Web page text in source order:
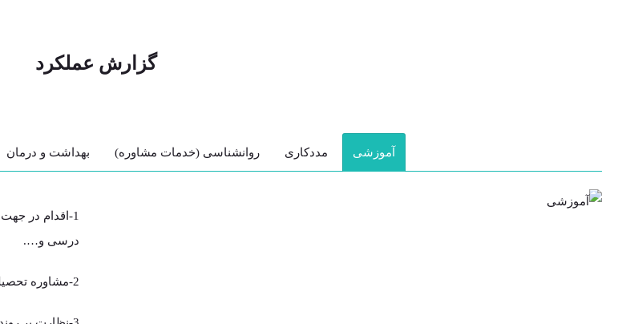
گزارش عملکرد
آموزشی مددکاری روانشناسی (خدمات مشاوره) بهداشت و درمان
1-اقدام در
درسی و….
2-مشاوره تحصیلی فرزندان به صورت فردی و گروهی به منظور افزایش کارایی آموزشی